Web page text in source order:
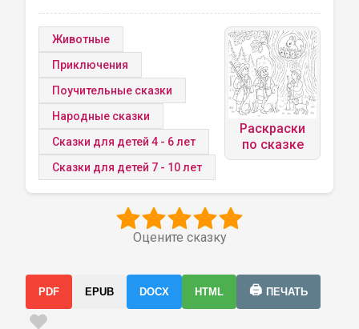
Животные
Приключения
Поучительные сказки
Народные сказки
Сказки для детей 4 - 6 лет
Сказки для детей 7 - 10 лет
Раскраски
по сказке
Оцените сказку
PDF EPUB DOCX HTML 🖨️ ПЕЧАТЬ